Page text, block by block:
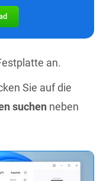
an.
Sie auf die
suchen neben